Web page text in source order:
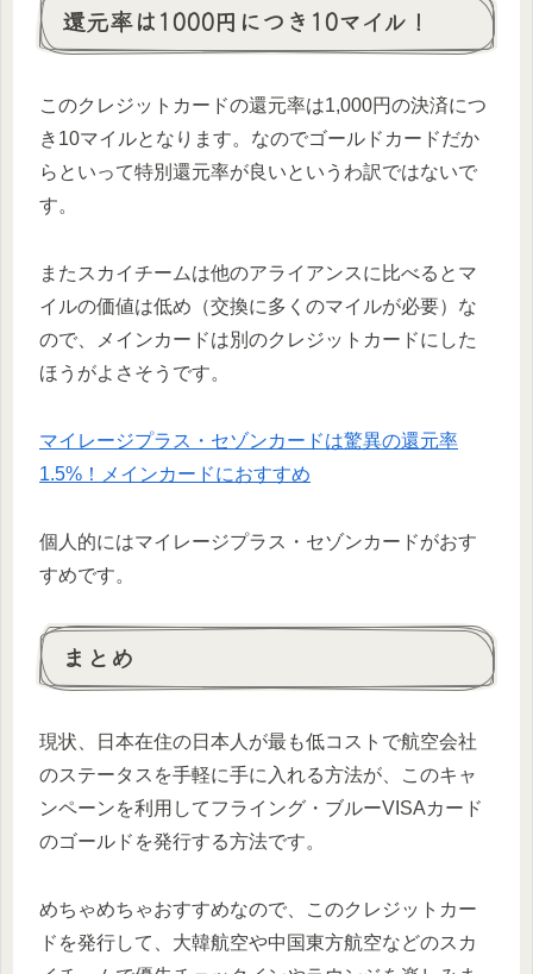
還元率は1000円につき10マイル！
このクレジットカードの還元率は1,000円の決済につ
き10マイルとなります。なのでゴールドカードだか
らといって特別還元率が良いというわ訳ではないで
す。
またスカイチームは他のアライアンスに比べるとマ
イルの価値は低め（交換に多くのマイルが必要）な
ので、メインカードは別のクレジットカードにした
ほうがよさそうです。
マイレージプラス・セゾンカードは驚異の還元率
1.5%！メインカードにおすすめ
個人的にはマイレージプラス・セゾンカードがおす
すめです。
まとめ
現状、日本在住の日本人が最も低コストで航空会社
のステータスを手軽に手に入れる方法が、このキャ
ンペーンを利用してフライング・ブルーVISAカード
のゴールドを発行する方法です。
めちゃめちゃおすすめなので、このクレジットカー
ドを発行して、大韓航空や中国東方航空などのスカ